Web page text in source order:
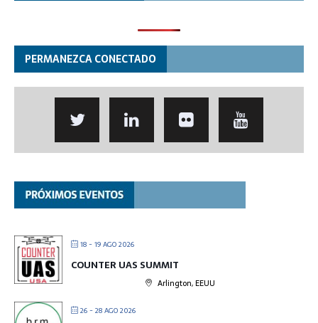
PERMANEZCA CONECTADO
18 - 19 AGO 2026
COUNTER UAS SUMMIT
Arlington, EEUU
26 - 28 AGO 2026